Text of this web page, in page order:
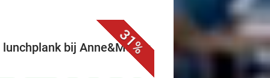
31%
lunchplank bij Anne&Max in